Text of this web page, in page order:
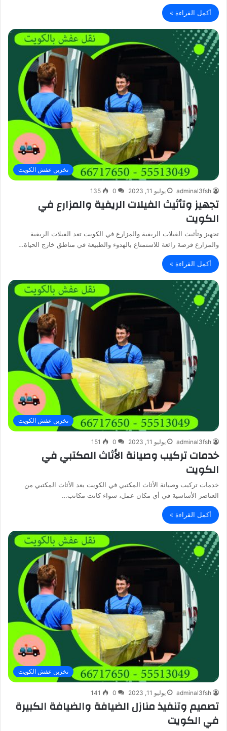
أكمل القراءة »
تخزين عفش الكويت
adminal3fsh يوليو 11, 2023 0
135
تجهيز وتأثيث الفيلات الريفية والمزارع في
الكويت
تجهيز وتأثيث الفيلات الريفية والمزارع في الكويت تعد الفيلات الريفية
والمزارع فرصة رائعة للاستمتاع بالهدوء والطبيعة في مناطق خارج الحياة…
أكمل القراءة »
تخزين عفش الكويت
adminal3fsh يوليو 11, 2023 0
151
خدمات تركيب وصيانة الأثاث المكتبي في
الكويت
خدمات تركيب وصيانة الأثاث المكتبي في الكويت يعد الأثاث المكتبي من
العناصر الأساسية في أي مكان عمل، سواء كانت مكاتب…
أكمل القراءة »
تخزين عفش الكويت
adminal3fsh يوليو 11, 2023 0
141
تصميم وتنفيذ منازل الضيافة والضيافة الكبيرة
في الكويت